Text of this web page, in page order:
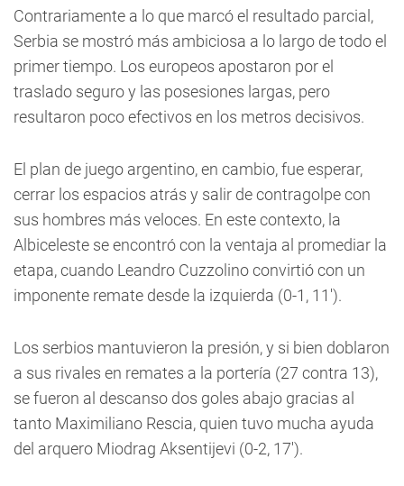
Contrariamente a lo que marcó el resultado parcial,
Serbia se mostró más ambiciosa a lo largo de todo el
primer tiempo. Los europeos apostaron por el
traslado seguro y las posesiones largas, pero
resultaron poco efectivos en los metros decisivos.
El plan de juego argentino, en cambio, fue esperar,
cerrar los espacios atrás y salir de contragolpe con
sus hombres más veloces. En este contexto, la
Albiceleste se encontró con la ventaja al promediar la
etapa, cuando Leandro Cuzzolino convirtió con un
imponente remate desde la izquierda (0-1, 11').
Los serbios mantuvieron la presión, y si bien doblaron
a sus rivales en remates a la portería (27 contra 13),
se fueron al descanso dos goles abajo gracias al
tanto Maximiliano Rescia, quien tuvo mucha ayuda
del arquero Miodrag Aksentijevi (0-2, 17').